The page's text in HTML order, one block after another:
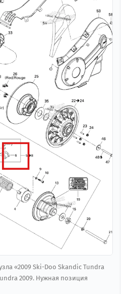
«2009 Ski-Doo Skandic Tundra
2009. Нужная позиция